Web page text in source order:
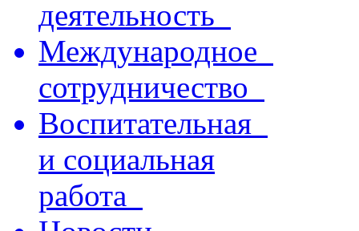
деятельность
Международное
сотрудничество
Воспитательная
и социальная
работа